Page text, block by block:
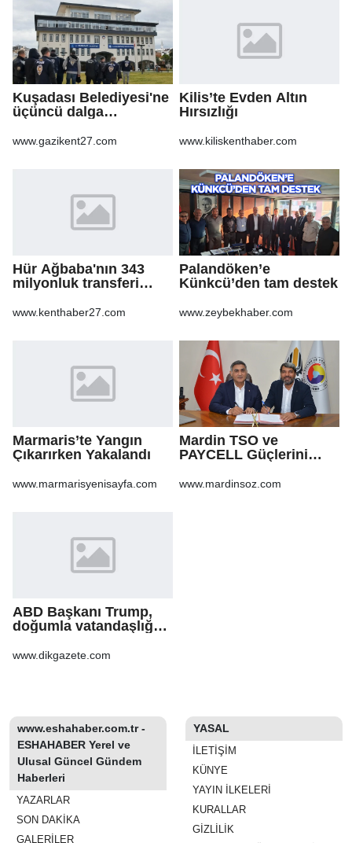
Kuşadası Belediyesi'ne
üçüncü dalga
www.gazikent27.com
Kilis’te Evden Altın
Hırsızlığı
www.kiliskenthaber.com
Hür Ağbaba'nın 343
milyonluk transferi
Ağbaba'ya milyonlar
www.kenthaber27.com
Palandöken’e
Künkcü’den tam destek
www.zeybekhaber.com
Marmaris’te Yangın
Çıkarırken Yakalandı
www.marmarisyenisayfa.com
Mardin TSO ve
PAYCELL Güçlerini
www.mardinsoz.com
ABD Başkanı Trump,
doğumla vatandaşlığa
genişleten
www.dikgazete.com
www.eshahaber.com.tr -
ESHAHABER Yerel ve
Ulusal Güncel Gündem
Haberleri
YAZARLAR
SON DAKİKA
GALERİLER
YASAL
İLETIŞIM
KÜNYE
YAYIN İLKELERI
KURALLAR
GIZLILIK